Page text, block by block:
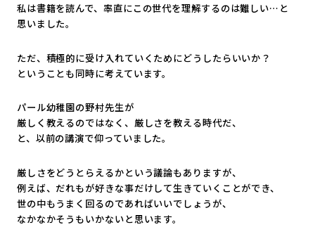
私は書籍を読んで、率直にこの世代を理解するのは難しい…と
思いました。
ただ、積極的に受け入れていくためにどうしたらいいか？
ということも同時に考えています。
パール幼稚園の野村先生が
厳しく教えるのではなく、厳しさを教える時代だ、
と、以前の講演で仰っていました。
厳しさをどうとらえるかという議論もありますが、
例えば、だれもが好きな事だけして生きていくことができ、
世の中もうまく回るのであればいいでしょうが、
なかなかそうもいかないと思います。